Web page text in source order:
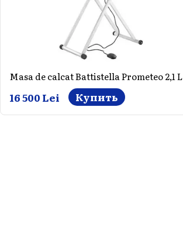
Masa de calcat Battistella Prometeo 2,1 L
16 500 Lei Купить